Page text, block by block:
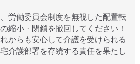
労働委員会制度を無視した配置転
縮小・閉鎖を撤回してください！
からも安心して介護を受けられる
介護部署を存続する責任を果たし